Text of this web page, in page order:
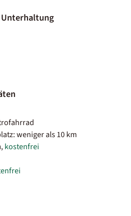
weniger als 10 km
kostenfrei